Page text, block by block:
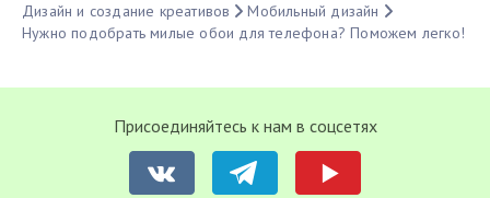
Дизайн и создание креативов
Мобильный дизайн
Нужно подобрать милые обои для телефона? Поможем легко!
Присоединяйтесь к нам в соцсетях